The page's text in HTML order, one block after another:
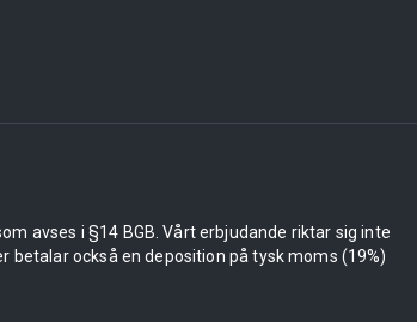
avses i §14 BGB. Vårt erbjudande riktar sig inte
också en deposition på tysk moms (19%)